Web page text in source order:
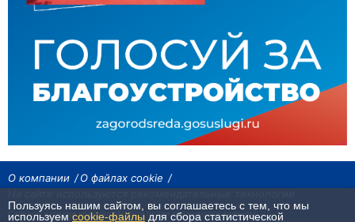
О компании
О файлах cookie
Сетевое издание «Байкал24». Все права охраняются законом.
Пользуясь нашим сайтом, вы соглашаетесь с тем, что мы
используем cookie-файлы для сбора статистической